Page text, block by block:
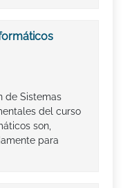
de Sistemas
del curso
son,
para